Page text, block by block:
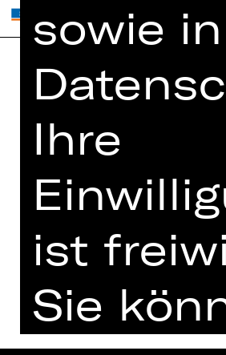
Home
Künstler*innen
Kartenkauf
Presse
Kontakt
Jobs
sowie
Ihre
ist
Sie